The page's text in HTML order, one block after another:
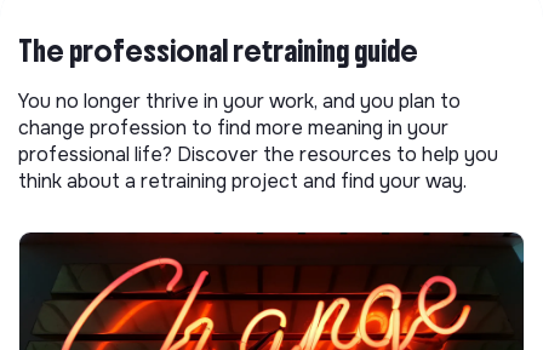
The professional retraining guide
You no longer thrive in your work, and you plan to
change profession to find more meaning in your
professional life? Discover the resources to help you
think about a retraining project and find your way.